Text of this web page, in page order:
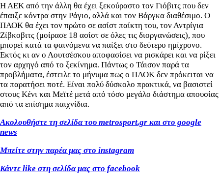
Η ΑΕΚ από την άλλη θα έχει ξεκούραστο τον Γιόβιτς που δεν
έπαιξε κόντρα στην Ράγιο, αλλά και τον Βάργκα διαθέσιμο. Ο
ΠΑΟΚ θα έχει τον πρώτο σε ασίστ παίκτη του, τον Αντρίγια
Ζίβκοβιτς (μοίρασε 18 ασίστ σε όλες τις διοργανώσεις), που
μπορεί κατά τα φαινόμενα να παίξει στο δεύτερο ημίχρονο.
Εκτός κι αν ο Λουτσέσκου αποφασίσει να ρισκάρει και να ρίξει
τον αρχηγό από το ξεκίνημα. Πάντως ο Τάισον παρά τα
προβλήματα, έστειλε το μήνυμα πως ο ΠΑΟΚ δεν πρόκειται να
τα παρατήσει ποτέ. Είναι πολύ δύσκολο πρακτικά, να βασιστεί
στους Κένι και Μεϊτέ μετά από τόσο μεγάλο διάστημα απουσίας
από τα επίσημα παιχνίδια.
Ακολουθήστε τη σελίδα του metrosport.gr και στο google
news
Μπείτε στην παρέα μας στο instagram
Κάντε like στη σελίδα μας στο facebook